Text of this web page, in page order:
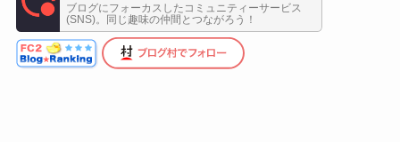
ブログにフォーカスしたコミュニティーサービス
(SNS)。同じ趣味の仲間とつながろう！